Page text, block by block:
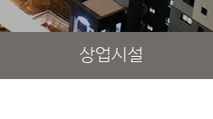
상업시설